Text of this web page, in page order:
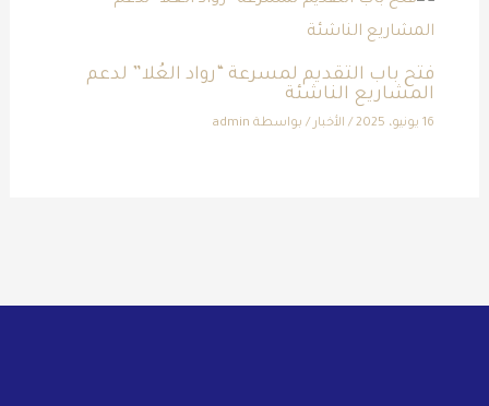
فتح باب التقديم لمسرعة “رواد العُلا” لدعم
المشاريع الناشئة
16 يونيو، 2025 / الأخبار / بواسطة admin